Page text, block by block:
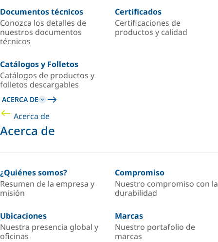
Documentos técnicos
Conozca los detalles de
nuestros documentos
técnicos
Certificados
Certificaciones de
productos y calidad
Catálogos y Folletos
Catálogos de productos y
folletos descargables
ACERCA DE
Acerca de
Acerca de
¿Quiénes somos?
Resumen de la empresa y
misión
Compromiso
Nuestro compromiso con la
durabilidad
Ubicaciones
Nuestra presencia global y
oficinas
Marcas
Nuestro portafolio de
marcas